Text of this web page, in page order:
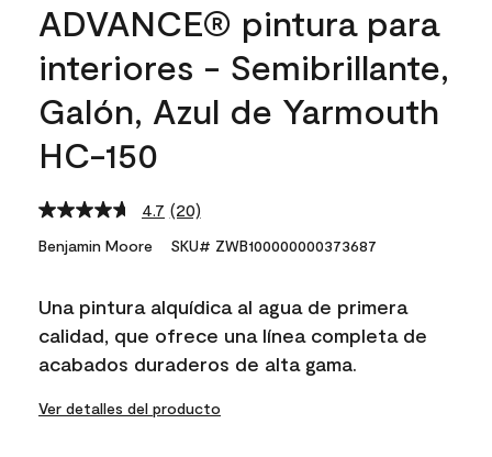
ADVANCE® pintura para
interiores - Semibrillante,
Galón, Azul de Yarmouth
HC-150
4.7 Read
20
Reviews.
link.
(20)
Benjamin Moore SKU# ZWB100000000373687
Una pintura alquídica al agua de primera
calidad, que ofrece una línea completa de
acabados duraderos de alta gama.
Ver detalles del producto